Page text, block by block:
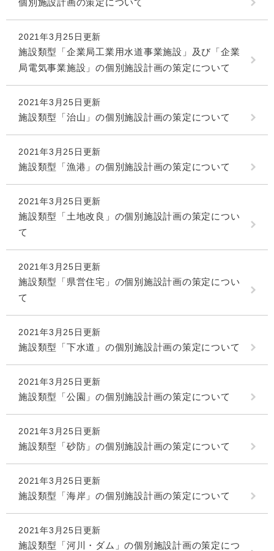
2021年3月25日更新
施設類型「企業局工業用水道事業施設」及び「企業
局電気事業施設」の個別施設計画の策定について
2021年3月25日更新
施設類型「治山」の個別施設計画の策定について
2021年3月25日更新
施設類型「漁港」の個別施設計画の策定について
2021年3月25日更新
施設類型「土地改良」の個別施設計画の策定につい
て
2021年3月25日更新
施設類型「県営住宅」の個別施設計画の策定につい
て
2021年3月25日更新
施設類型「下水道」の個別施設計画の策定について
2021年3月25日更新
施設類型「公園」の個別施設計画の策定について
2021年3月25日更新
施設類型「砂防」の個別施設計画の策定について
2021年3月25日更新
施設類型「海岸」の個別施設計画の策定について
2021年3月25日更新
施設類型「河川・ダム」の個別施設計画の策定につ